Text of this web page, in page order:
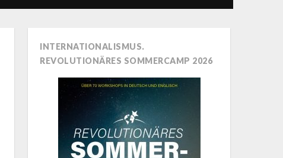
INTERNATIONALISMUS.
REVOLUTIONÄRES SOMMERCAMP 2026